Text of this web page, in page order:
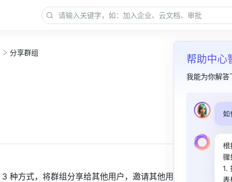
帮助中心
我能为你解答
分享群组
种方式，将群组分享给其他用户，邀请其他用户加
本篇
二
分